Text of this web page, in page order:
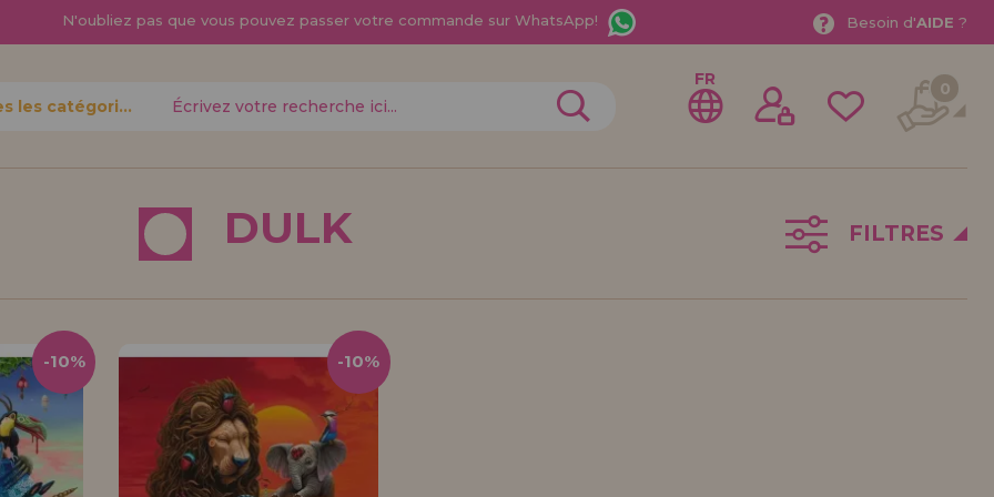
N'oubliez pas que vous pouvez passer votre commande sur WhatsApp! Besoin d'AIDE ?
nouveau distributeur
Vous êtes un professionnel ou une entreprise ? Vous souhaitez vendre nos
produits dans votre entreprise ? Inscrivez-vous en tant que distributeur et
découvrez nos conditions de vente avec des remises spéciales pour la
distribution.
Toutes les catégories
FR 0
DULK FILTRES
-10% -10%